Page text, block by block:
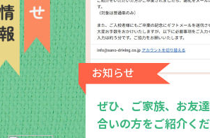
ぜひ、ご家族、お友
合いの方をご紹介くだ